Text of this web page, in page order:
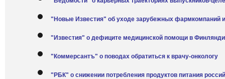
"Новые Известия" об уходе зарубежных фармкомпаний
"Известия" о дефиците медицинской помощи в
"Коммерсантъ" о поводах обратиться к врачу-онкологу
"РБК" о снижении потребления продуктов питания